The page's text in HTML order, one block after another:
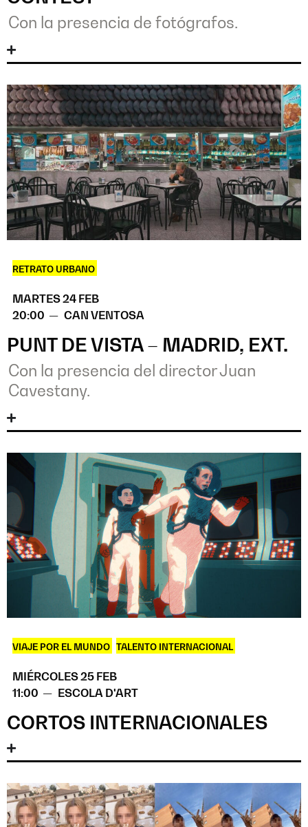
Con la presencia de fotógrafos.
RETRATO URBANO
MARTES 24 FEB
20:00 — CAN VENTOSA
PUNT DE VISTA – MADRID, EXT.
Con la presencia del director Juan
Cavestany.
VIAJE POR EL MUNDO TALENTO INTERNACIONAL
MIÉRCOLES 25 FEB
11:00 — ESCOLA D'ART
CORTOS INTERNACIONALES